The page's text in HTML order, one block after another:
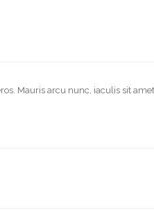
Mauris arcu nunc, iaculis sit